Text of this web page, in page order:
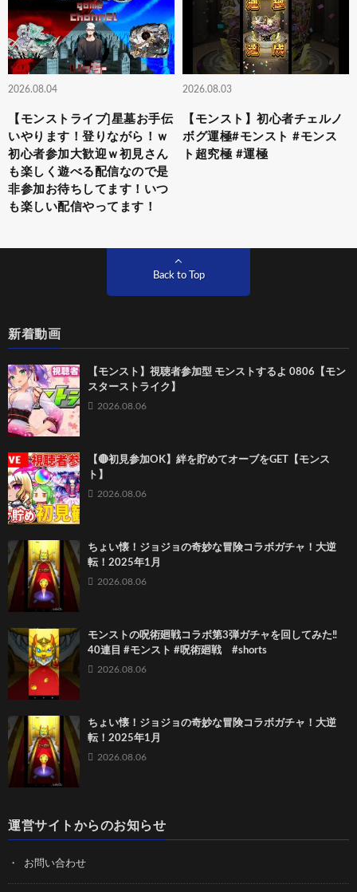
2026.08.04
【モンストライブ]星墓お手伝
いやります！登りながら！ｗ
初心者参加大歓迎ｗ初見さん
も楽しく遊べる配信なので是
非参加お待ちしてます！いつ
も楽しい配信やってます！
2026.08.03
【モンスト】初心者チェルノ
ボグ運極#モンスト #モンス
ト超究極 #運極
Back to Top
新着動画
【モンスト】視聴者参加型 モンストするよ 0806【モン
スターストライク】
2026.08.06
【🔴初見参加OK】絆を貯めてオーブをGET【モンス
ト】
2026.08.06
ちょい懐！ジョジョの奇妙な冒険コラボガチャ！大逆
転！2025年1月
2026.08.06
モンストの呪術廻戦コラボ第3弾ガチャを回してみた‼️
40連目 #モンスト #呪術廻戦 #shorts
2026.08.06
ちょい懐！ジョジョの奇妙な冒険コラボガチャ！大逆
転！2025年1月
2026.08.06
運営サイトからのお知らせ
お問い合わせ